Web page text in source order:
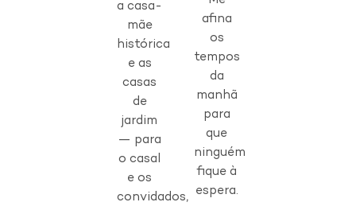
a casa-
mãe
histórica
e as
casas
de
jardim
— para
o casal
e os
convidados,
afina
os
tempos
da
manhã
para
que
ninguém
fique à
espera.